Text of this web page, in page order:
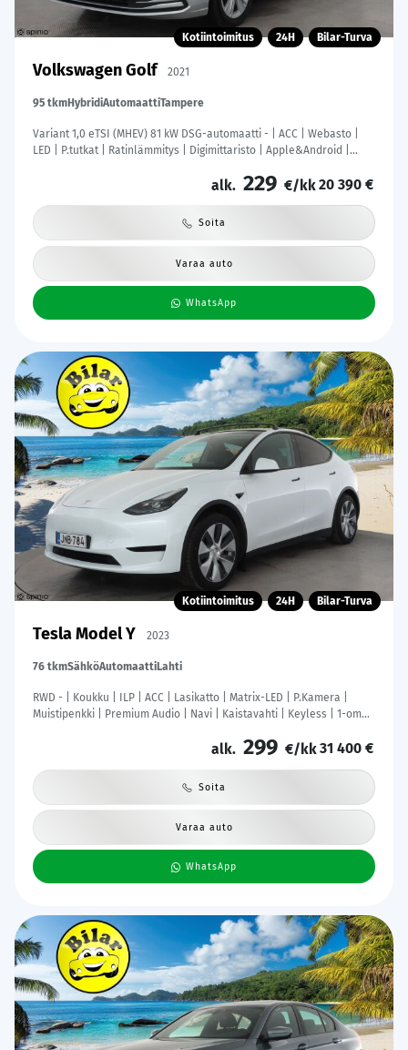
Kotiintoimitus 24H Bilar-Turva
Volkswagen Golf 2021
95 tkmHybridiAutomaattiTampere
Variant 1,0 eTSI (MHEV) 81 kW DSG-automaatti - | ACC | Webasto |
LED | P.tutkat | Ratinlämmitys | Digimittaristo | Apple&Android |
alk. 229 €/kk20 390 €
Soita
Varaa auto
WhatsApp
Kotiintoimitus 24H Bilar-Turva
Tesla Model Y 2023
76 tkmSähköAutomaattiLahti
RWD - | Koukku | ILP | ACC | Lasikatto | Matrix-LED | P.Kamera |
Muistipenkki | Premium Audio | Navi | Kaistavahti | Keyless | 1-om
alk. 299 €/kk31 400 €
Soita
Varaa auto
WhatsApp